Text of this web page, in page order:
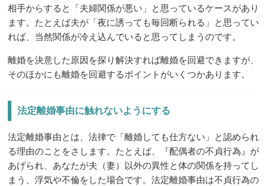
相手からすると「夫婦関係が悪い」と思っているケースがあり
ます。たとえば夫が「夜に誘っても毎回断られる」と思ってい
れば、当然関係が冷え込んでいると思ってしまうのです。
離婚を決意した原因を探り解決すれば離婚を回避できますが、
そのほかにも離婚を回避するポイントがいくつかあります。
法定離婚事由に触れないようにする
法定離婚事由とは、法律で「離婚しても仕方ない」と認められ
る理由のことをさします。たとえば、『配偶者の不貞行為』が
あげられ、あなたが夫（妻）以外の異性と体の関係を持ってし
まう、浮気や不倫をした場合です。法定離婚事由は不貞行為の